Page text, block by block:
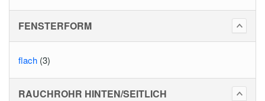
FENSTERFORM
flach (3)
RAUCHROHR HINTEN/SEITLICH